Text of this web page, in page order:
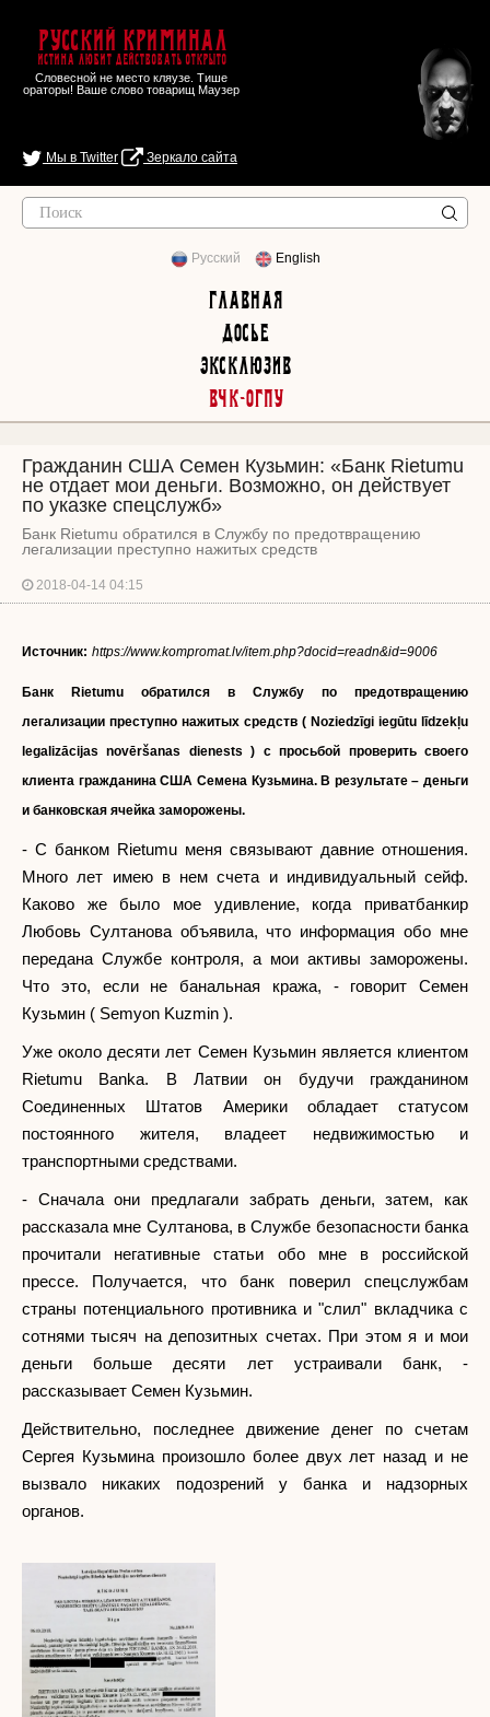
Русский Криминал
Истина любит действовать открыто
Словесной не место кляузе. Тише
ораторы! Ваше слово товарищ Маузер
Мы в Twitter Зеркало сайта
Русский English
Главная
Досье
Эксклюзив
ВЧК-ОГПУ
Гражданин США Семен Кузьмин: «Банк Rietumu
не отдает мои деньги. Возможно, он действует
по указке спецслужб»
Банк Rietumu обратился в Службу по предотвращению
легализации преступно нажитых средств
2018-04-14 04:15
Источник: https://www.kompromat.lv/item.php?docid=readn&id=9006
Банк Rietumu обратился в Службу по предотвращению
легализации преступно нажитых средств ( Noziedzīgi iegūtu līdzekļu
legalizācijas novēršanas dienests ) с просьбой проверить своего
клиента гражданина США Семена Кузьмина. В результате – деньги
и банковская ячейка заморожены.
- С банком Rietumu меня связывают давние отношения.
Много лет имею в нем счета и индивидуальный сейф.
Каково же было мое удивление, когда приватбанкир
Любовь Султанова объявила, что информация обо мне
передана Службе контроля, а мои активы заморожены.
Что это, если не банальная кража, - говорит Семен
Кузьмин ( Semyon Kuzmin ).
Уже около десяти лет Семен Кузьмин является клиентом
Rietumu Banka. В Латвии он будучи гражданином
Соединенных Штатов Америки обладает статусом
постоянного жителя, владеет недвижимостью и
транспортными средствами.
- Сначала они предлагали забрать деньги, затем, как
рассказала мне Султанова, в Службе безопасности банка
прочитали негативные статьи обо мне в российской
прессе. Получается, что банк поверил спецслужбам
страны потенциального противника и "слил" вкладчика с
сотнями тысяч на депозитных счетах. При этом я и мои
деньги больше десяти лет устраивали банк, -
рассказывает Семен Кузьмин.
Действительно, последнее движение денег по счетам
Сергея Кузьмина произошло более двух лет назад и не
вызвало никаких подозрений у банка и надзорных
органов.